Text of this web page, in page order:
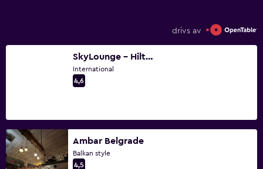
drivs av
SkyLounge - Hilton Belgrade
International
4,6
Ambar Belgrade
Balkan style
4,5